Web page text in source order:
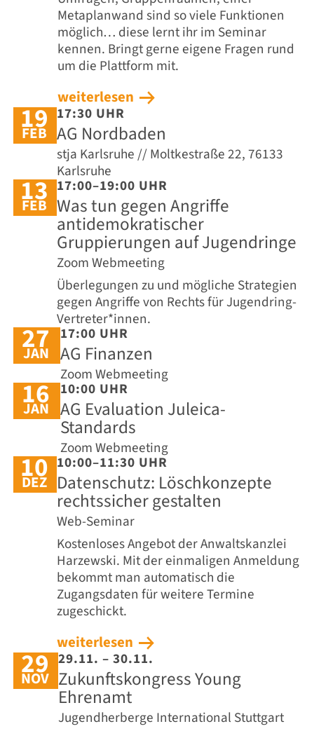
Metaplanwand sind so viele Funktionen
möglich… diese lernt ihr im Seminar
kennen. Bringt gerne eigene Fragen rund
um die Plattform mit.
weiterlesen
19
FEB
17:30 UHR
AG Nordbaden
stja Karlsruhe // Moltkestraße 22, 76133
Karlsruhe
13
FEB
17:00–19:00 UHR
Was tun gegen Angriffe
antidemokratischer
Gruppierungen auf Jugendringe
Zoom Webmeeting
Überlegungen zu und mögliche Strategien
gegen Angriffe von Rechts für Jugendring-
Vertreter*innen.
27
JAN
17:00 UHR
AG Finanzen
Zoom Webmeeting
16
JAN
10:00 UHR
AG Evaluation Juleica-
Standards
Zoom Webmeeting
10
DEZ
10:00–11:30 UHR
Datenschutz: Löschkonzepte
rechtssicher gestalten
Web-Seminar
Kostenloses Angebot der Anwaltskanzlei
Harzewski. Mit der einmaligen Anmeldung
bekommt man automatisch die
Zugangsdaten für weitere Termine
zugeschickt.
weiterlesen
29
NOV
29.11. – 30.11.
Zukunftskongress Young
Ehrenamt
Jugendherberge International Stuttgart